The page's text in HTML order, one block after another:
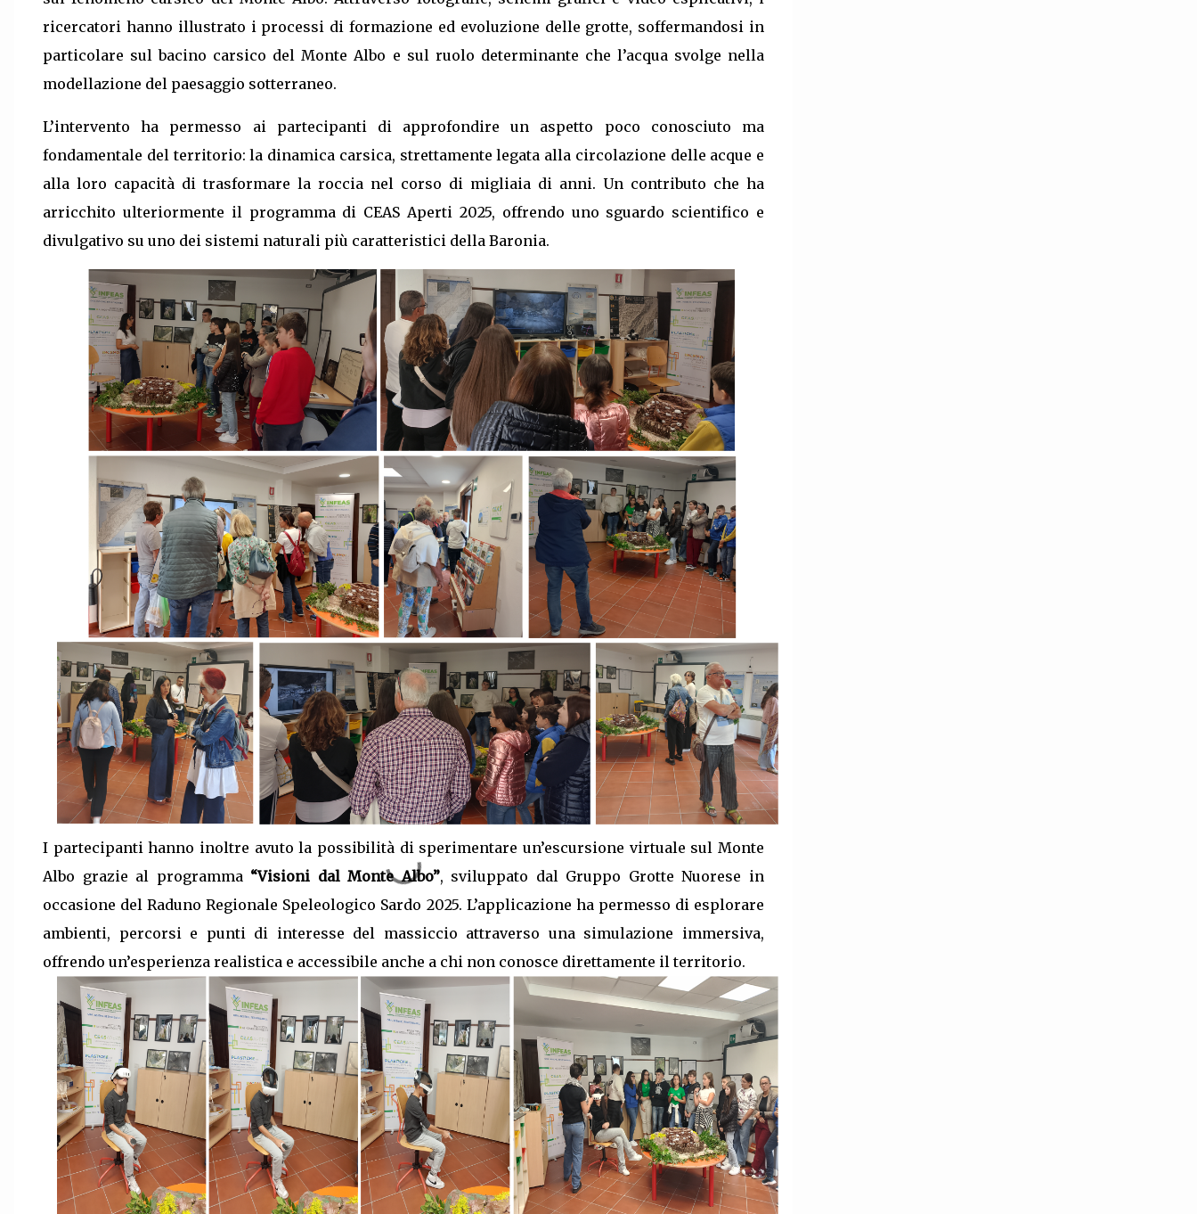
ricercatori hanno illustrato i processi di formazione ed evoluzione delle grotte, soffermandosi in
particolare sul bacino carsico del Monte Albo e sul ruolo determinante che l’acqua svolge nella
modellazione del paesaggio sotterraneo.
L’intervento ha permesso ai partecipanti di approfondire un aspetto poco conosciuto ma
fondamentale del territorio: la dinamica carsica, strettamente legata alla circolazione delle acque e
alla loro capacità di trasformare la roccia nel corso di migliaia di anni. Un contributo che ha
arricchito ulteriormente il programma di CEAS Aperti 2025, offrendo uno sguardo scientifico e
divulgativo su uno dei sistemi naturali più caratteristici della Baronia.
I partecipanti hanno inoltre avuto la possibilità di sperimentare un’escursione virtuale sul Monte
Albo grazie al programma “Visioni dal Monte Albo”, sviluppato dal Gruppo Grotte Nuorese in
occasione del Raduno Regionale Speleologico Sardo 2025. L’applicazione ha permesso di esplorare
ambienti, percorsi e punti di interesse del massiccio attraverso una simulazione immersiva,
offrendo un’esperienza realistica e accessibile anche a chi non conosce direttamente il territorio.